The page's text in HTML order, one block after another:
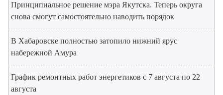
Принципиальное решение мэра Якутска. Теперь округа
снова смогут самостоятельно наводить порядок
В Хабаровске полностью затопило нижний ярус
набережной Амура
График ремонтных работ энергетиков с 7 августа по 22
августа